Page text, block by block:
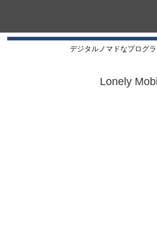
デジタルノマドなプログ
Lonely